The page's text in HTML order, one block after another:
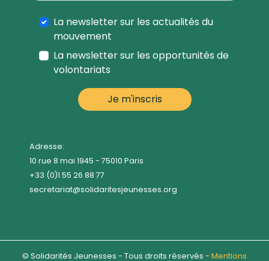
La newsletter sur les actualités du
mouvement
La newsletter sur les opportunités de
volontariats
Adresse:
10 rue 8 mai 1945 - 75010 Paris
+33 (0)1 55 26 88 77
secretariat@solidaritesjeunesses.org
© Solidarités Jeunesses - Tous droits réservés - Mentions